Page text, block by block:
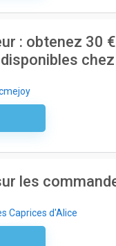
: obtenez 30
les
Caprices d'Alice